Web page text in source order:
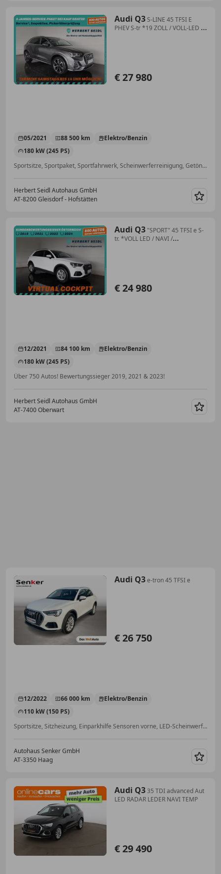
Audi Q3S-LINE 45 TFSI E
PHEV S-tr *19 ZOLL / VOLL-LED &
€ 27 980
05/2021 88 500 km
Elektro/Benzin
180 kW (245 PS)
Sportsitze, Sportpaket, Sportfahrwerk, Scheinwerferreinigung, Getönte Scheiben, Abstandstempomat, Totwinkel-Assistent, Ambientebeleuchtung
Herbert Seidl Autohaus GmbH
AT-8200 Gleisdorf - Hofstätten
Audi Q3 "SPORT" 45 TFSI e S-
tr. *VOLL LED / NAVI /
€ 24 980
12/2021 84 100 km
Elektro/Benzin
180 kW (245 PS)
Über 750 Autos! Bewertungssieger 2019, 2021 & 2023!
Herbert Seidl Autohaus GmbH
AT-7400 Oberwart
Audi Q3e-tron 45 TFSI e
€ 26 750
12/2022 66 000 km
Elektro/Benzin
110 kW (150 PS)
Sportsitze, Sitzheizung, Einparkhilfe Sensoren vorne, LED-Scheinwerfer, Berganfahrassistent, Spurhalteassistent, Apple CarPlay
Autohaus Senker GmbH
AT-3350 Haag
Audi Q335 TDI advanced Aut
LED RADAR LEDER NAVI TEMP
€ 29 490